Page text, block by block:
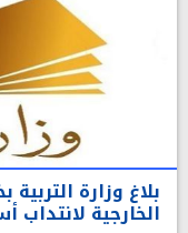
بلاغ وزارة
الخارجية لانتداب